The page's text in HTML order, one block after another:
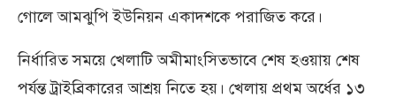
গোলে আমঝুপি ইউনিয়ন একাদশকে পরাজিত করে।
নির্ধারিত সময়ে খেলাটি অমীমাংসিতভাবে শেষ হওয়ায় শেষ
পর্যন্ত ট্রাইব্রিকারের আশ্রয় নিতে হয়। খেলায় প্রথম অর্ধের ১৩